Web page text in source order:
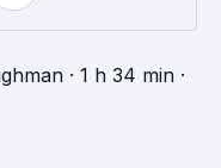
· 1 h 34 min ·